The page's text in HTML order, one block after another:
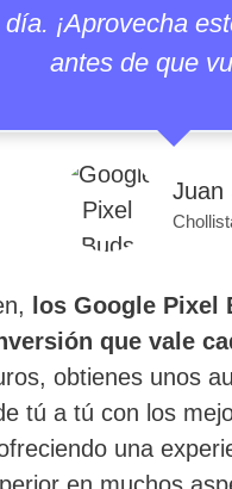
día. ¡Aprovecha
antes de que
Juan
los Google Pixel
que vale
obtienes unos
tú a tú con los
una
en muchos